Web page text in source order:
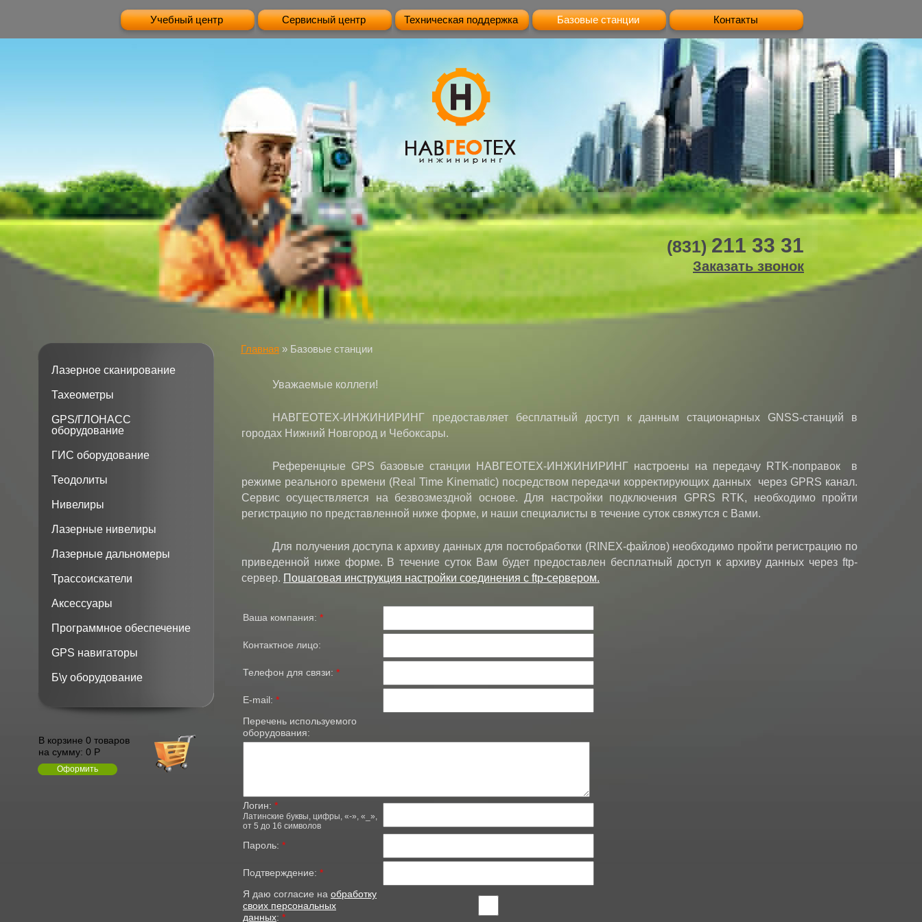
Главная » Базовые станции
Уважаемые коллеги!
НАВГЕОТЕХ-ИНЖИНИРИНГ предоставляет бесплатный доступ к данным стационарных GNSS-станций в
городах Нижний Новгород и Чебоксары.
Референцные GPS базовые станции НАВГЕОТЕХ-ИНЖИНИРИНГ настроены на передачу RTK-поправок в
режиме реального времени (Real Time Kinematic) посредством передачи корректирующих данных через GPRS канал.
Сервис осуществляется на безвозмездной основе. Для настройки подключения GPRS RTK, необходимо пройти
регистрацию по представленной ниже форме, и наши специалисты в течение суток свяжутся с Вами.
Для получения доступа к архиву данных для постобработки (RINEX-файлов) необходимо пройти регистрацию по
приведенной ниже форме. В течение суток Вам будет предоставлен бесплатный доступ к архиву данных через ftp-
сервер. Пошаговая инструкция настройки соединения с ftp-сервером.
Ваша компания: *
Контактное лицо:
Телефон для связи: *
E-mail: *
Перечень используемого
оборудования:
Логин: *
Латинские буквы, цифры, «-», «_»,
от 5 до 16 символов
Пароль: *
Подтверждение: *
Я даю согласие на обработку
своих персональных
данных: *
Лазерное сканирование
Тахеометры
GPS/ГЛОНАСС
оборудование
ГИС оборудование
Теодолиты
Нивелиры
Лазерные нивелиры
Лазерные дальномеры
Трассоискатели
Аксессуары
Программное обеспечение
GPS навигаторы
Б\у оборудование
В корзине 0 товаров
на сумму: 0 Р
Оформить
(831)211 33 31
Заказать звонок
Учебный центр Сервисный центр Техническая поддержка Базовые станции Контакты